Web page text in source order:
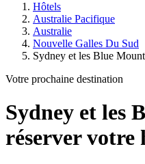
Hôtels
Australie Pacifique
Australie
Nouvelle Galles Du Sud
Sydney et les Blue
Votre prochaine destination
Sydney et les
réserver votre